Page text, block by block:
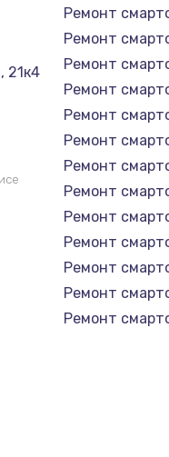
21к4
Ремонт
Ремонт
Ремонт
Ремонт
Ремонт
Ремонт
Ремонт
Ремонт
Ремонт
Ремонт
Ремонт
Ремонт
Ремонт